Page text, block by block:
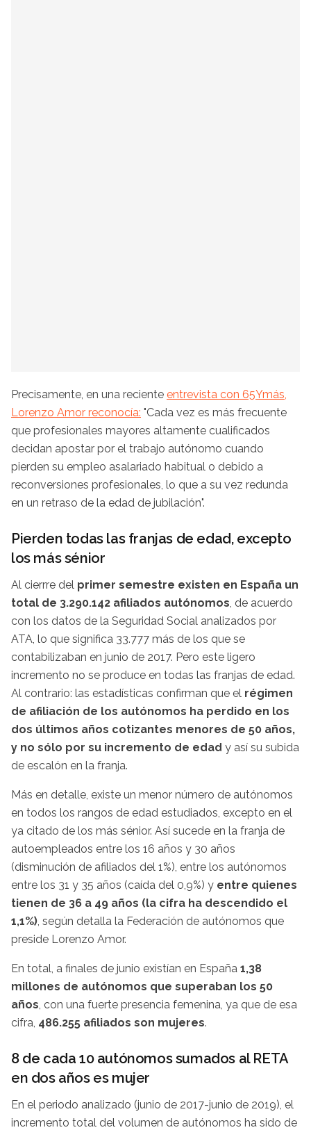
Precisamente, en una reciente entrevista con 65Ymás,
Lorenzo Amor reconocía: "Cada vez es más frecuente
que profesionales mayores altamente cualificados
decidan apostar por el trabajo autónomo cuando
pierden su empleo asalariado habitual o debido a
reconversiones profesionales, lo que a su vez redunda
en un retraso de la edad de jubilación".
Pierden todas las franjas de edad, excepto
los más sénior
Al cierrre del primer semestre existen en España un
total de 3.290.142 afiliados autónomos , de acuerdo
con los datos de la Seguridad Social analizados por
ATA, lo que significa 33.777 más de los que se
contabilizaban en junio de 2017. Pero este ligero
incremento no se produce en todas las franjas de edad.
Al contrario: las estadísticas confirman que el régimen
de afiliación de los autónomos ha perdido en los
dos últimos años cotizantes menores de 50 años,
y no sólo por su incremento de edad y así su subida
de escalón en la franja.
Más en detalle, existe un menor número de autónomos
en todos los rangos de edad estudiados, excepto en el
ya citado de los más sénior. Así sucede en la franja de
autoempleados entre los 16 años y 30 años
(disminución de afiliados del 1%), entre los autónomos
entre los 31 y 35 años (caída del 0,9%) y entre quienes
tienen de 36 a 49 años (la cifra ha descendido el
1,1%) , según detalla la Federación de autónomos que
preside Lorenzo Amor.
En total, a finales de junio existían en España 1,38
millones de autónomos que superaban los 50
años , con una fuerte presencia femenina, ya que de esa
cifra, 486.255 afiliados son mujeres.
8 de cada 10 autónomos sumados al RETA
en dos años es mujer
En el periodo analizado (junio de 2017-junio de 2019), el
incremento total del volumen de autónomos ha sido de